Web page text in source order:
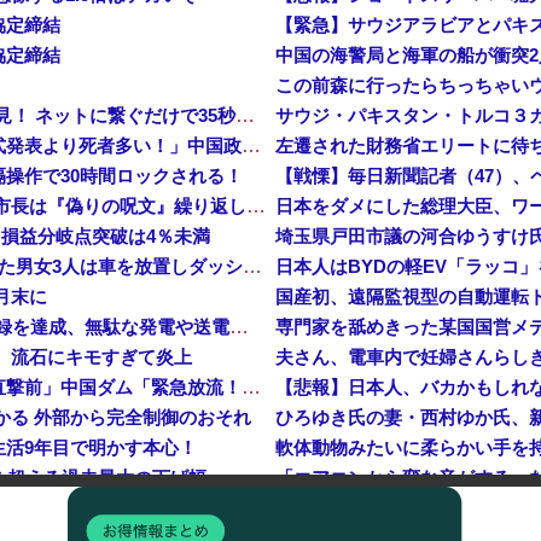
定締結
定締結
【衝撃】 中国製ルーター20機種にバックドア発見！ ネットに繋ぐだけで35秒ごとに中国のサーバーと通信
中国「大洪水！」中国ダム「決壊」地元民「公式発表より死者多い！」中国政府「住民拘束！（安否不明」中国当局「救助隊動画も削除」台風13号「三峡ダム接近中」→
作で30時間ロックされる！
【平和宣言を非難】 ロシア外務省報道官「広島市長は『偽りの呪文』繰り返している」
益分岐点突破は4％未満
【鹿児島】 突然右折し路面電車と衝突 乗っていた男女3人は車を放置しダッシュで逃走中
末に
日産e-power、無給油で1980km走行しギネス記録を達成、無駄な発電や送電ロスなくEVよりエコを証明
流石にキモすぎて炎上
中国「大洪水！」三峡ダム「大雨で増水（台風直撃前」中国ダム「緊急放流！」中国鉄道「列車が走行中に流される」中国避難所「支援物資は有料です」謎の勢力「え」→
る 外部から完全制御のおそれ
9年目で明かす本心！
える過去最大の下げ幅
【緊急】サウジアラビアとパ
この前森に行ったらちっちゃい
サウジ・パキスタン・トルコ３
日本をダメにした総理大臣、ワ
埼玉県戸田市議の河合ゆうすけ
日本人はBYDの軽EV「ラッコ
国産初、遠隔監視型の自動運